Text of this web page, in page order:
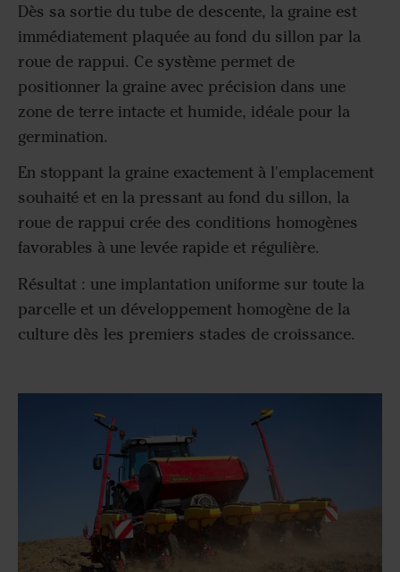
Dès sa sortie du tube de descente, la graine est
immédiatement plaquée au fond du sillon par la
roue de rappui. Ce système permet de
positionner la graine avec précision dans une
zone de terre intacte et humide, idéale pour la
germination.
En stoppant la graine exactement à l'emplacement
souhaité et en la pressant au fond du sillon, la
roue de rappui crée des conditions homogènes
favorables à une levée rapide et régulière.
Résultat : une implantation uniforme sur toute la
parcelle et un développement homogène de la
culture dès les premiers stades de croissance.